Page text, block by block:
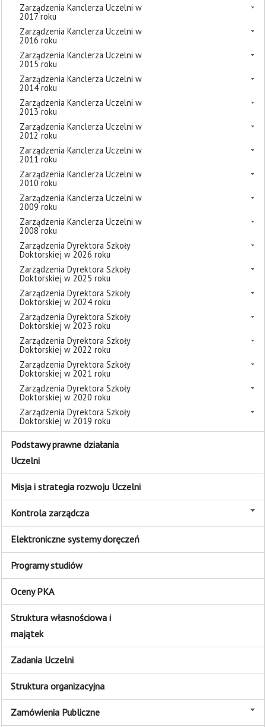
Zarządzenia Kanclerza Uczelni w
2017 roku
Zarządzenia Kanclerza Uczelni w
2016 roku
Zarządzenia Kanclerza Uczelni w
2015 roku
Zarządzenia Kanclerza Uczelni w
2014 roku
Zarządzenia Kanclerza Uczelni w
2013 roku
Zarządzenia Kanclerza Uczelni w
2012 roku
Zarządzenia Kanclerza Uczelni w
2011 roku
Zarządzenia Kanclerza Uczelni w
2010 roku
Zarządzenia Kanclerza Uczelni w
2009 roku
Zarządzenia Kanclerza Uczelni w
2008 roku
Zarządzenia Dyrektora Szkoły
Doktorskiej w 2026 roku
Zarządzenia Dyrektora Szkoły
Doktorskiej w 2025 roku
Zarządzenia Dyrektora Szkoły
Doktorskiej w 2024 roku
Zarządzenia Dyrektora Szkoły
Doktorskiej w 2023 roku
Zarządzenia Dyrektora Szkoły
Doktorskiej w 2022 roku
Zarządzenia Dyrektora Szkoły
Doktorskiej w 2021 roku
Zarządzenia Dyrektora Szkoły
Doktorskiej w 2020 roku
Zarządzenia Dyrektora Szkoły
Doktorskiej w 2019 roku
Podstawy prawne działania
Uczelni
Misja i strategia rozwoju Uczelni
Kontrola zarządcza
Elektroniczne systemy doręczeń
Programy studiów
Oceny PKA
Struktura własnościowa i
majątek
Zadania Uczelni
Struktura organizacyjna
Zamówienia Publiczne